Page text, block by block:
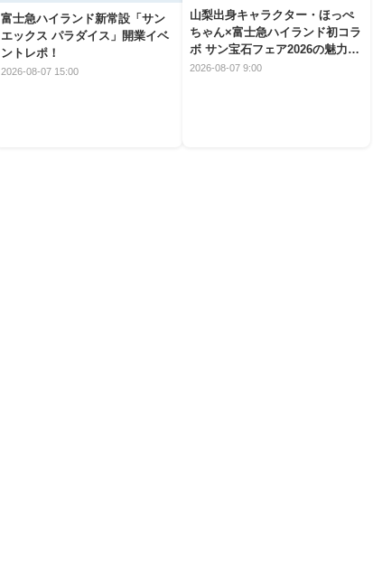
富士急ハイランド新常設「サン
エックス パラダイス」開業イベ
ントレポ！
2026-08-07 15:00
山梨出身キャラクター・ほっぺ
ちゃん×富士急ハイランド初コラ
ボ サン宝石フェア2026の魅力と
楽しみ方
2026-08-07 9:00